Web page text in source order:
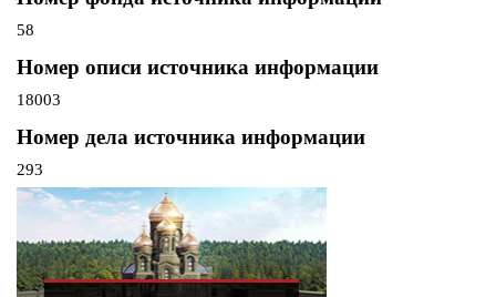
58
Номер описи источника информации
18003
Номер дела источника информации
293